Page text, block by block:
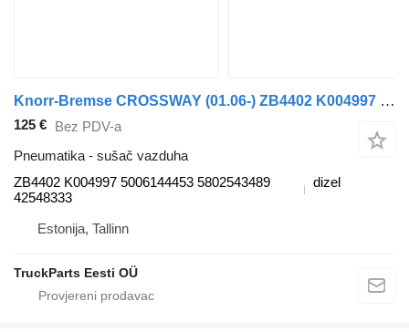
Knorr-Bremse CROSSWAY (01.06-) ZB4402 K004997 sušač vazduha za Irisbus Arway, Crossway, Crealis, Magelys, Proway, Daily Tourys (2006-) autobusa
125 € Bez PDV-a
Pneumatika - sušač vazduha
ZB4402 K004997 5006144453 5802543489
42548333
dizel
Estonija, Tallinn
TruckParts Eesti OÜ